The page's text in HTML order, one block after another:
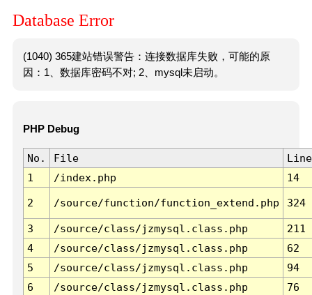
Database Error
(1040) 365建站错误警告：连接数据库失败，可能的原
因：1、数据库密码不对; 2、mysql未启动。
PHP Debug
No. File
Line
1
/index.php 14
2 /source/function/function_extend.php 324
3 /source/class/jzmysql.class.php
211
4
/source/class/jzmysql.class.php
62
5
/source/class/jzmysql.class.php
94
6
/source/class/jzmysql.class.php 76